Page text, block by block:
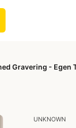
Gravering - Egen
UNKNOWN